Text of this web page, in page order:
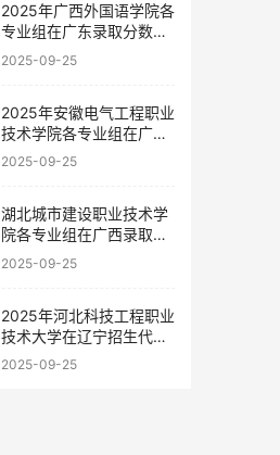
2025年广西外国语学院各
专业组在广东录取分数线
及位次
2025-09-25
2025年安徽电气工程职业
技术学院各专业组在广东
录取分数线及位次
2025-09-25
湖北城市建设职业技术学
院各专业组在广西录取分
数线
2025-09-25
2025年河北科技工程职业
技术大学在辽宁招生代码
及专业代码
2025-09-25